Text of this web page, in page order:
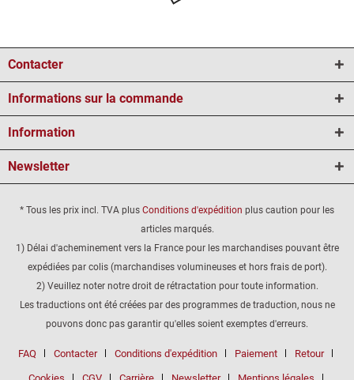
Contacter
Informations sur la commande
Information
Newsletter
* Tous les prix incl. TVA plus Conditions d'expédition plus caution pour les
articles marqués.
1) Délai d'acheminement vers la France pour les marchandises pouvant être
expédiées par colis (marchandises volumineuses et hors frais de port).
2) Veuillez noter notre droit de rétractation pour toute information.
Les traductions ont été créées par des programmes de traduction, nous ne
pouvons donc pas garantir qu'elles soient exemptes d'erreurs.
FAQ Contacter Conditions d'expédition Paiement Retour